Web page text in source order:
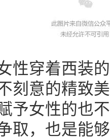
性穿着西装
刻意的精致
予女性的也
取，也是能